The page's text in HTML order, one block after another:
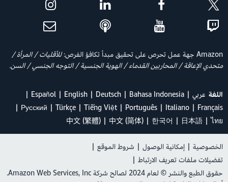
Amazon جهة عمل تحرص على تحقيق مبدأ تكافؤ الفرص:
للأقليات / المرأة /
متحدي الإعاقة / المحاربين القدماء / الهوية الجنسية / التوجه الجنسي / السن.
اللغة عربي Bahasa Indonesia
Deutsch
English
Español
Français
Italiano
Português
Tiếng Việt
Türkçe
Ρусский
ไทย
日本語
한국어
中文 (简体)
中文 (繁體)
الخصوصية | إمكانية الوصول | شروط الموقع |
تفضيلات ملفات تعريف الارتباط |
حقوق الطبع والنشر © لعام 2024 لصالح شركة Amazon Web Services, Inc.